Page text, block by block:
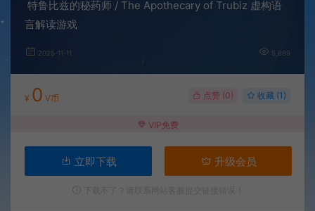
特鲁比兹的秘药师 / The Apothecary of Trubiz 虚构语
言解读游戏
2025-11-11 5,699
¥ 0 V币 点赞 (0) 收藏 (1)
VIP免费
立即下载 升级会员